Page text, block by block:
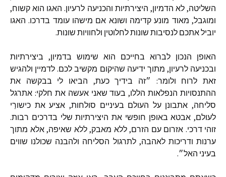
השליטה,לא הדמיון, היצירתיות והכניעה לרעיון. האגו הוא קשוח,
ומוגבל, מאוד מונע קדימה ושונא אם מישהו עומד בדרכו. האגו
יובילאתכם לנסיבות שונותלחלוטין ולחוויות שונות.
האופן הנכון לברוא בחייכם הוא שימוש בדמיון, ביצירתיות
ובכניעה לרעיון, מתוך ידיעה שהיקום מקשיב לכם. לדמיין ולהגיש
זאת לרוח ולומר: ״זה בידיך כעת, הביאו לי בבקשה את
ההתנסויות הנפלאות הללו, בעוד שאני אעשה את חלקי: אתרגל
סליחה, אתבונן על העולם בעיניים סולחות, אציע את כישורַי
לעולם, אבטא באופן חופשי את היצירתיות שלי בדרכים רבות.
זוהי דרכי. אזרום עם הזרם,ללא מאבק,ללא שאיפה,אלא מתוך
ערנות ודריכות לאהבה,לתרגול הסליחה ולהבנה שכולנו שווים
בעיני האל״.